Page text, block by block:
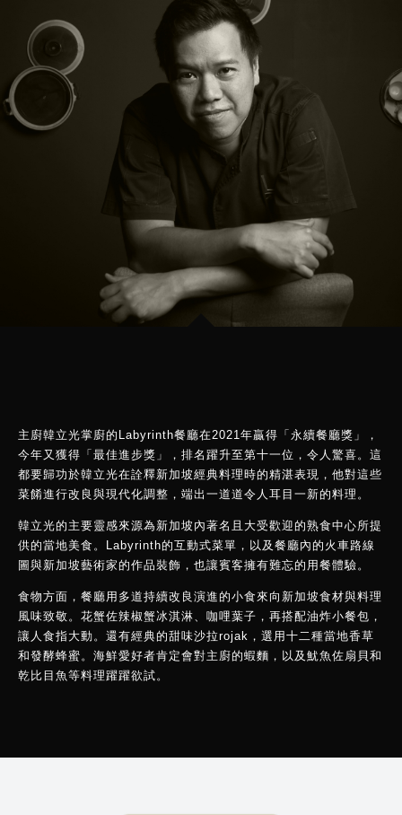
主廚韓立光掌廚的Labyrinth餐廳在2021年贏得「永續餐廳獎」，
今年又獲得「最佳進步獎」，排名躍升至第十一位，令人驚喜。這
都要歸功於韓立光在詮釋新加坡經典料理時的精湛表現，他對這些
菜餚進行改良與現代化調整，端出一道道令人耳目一新的料理。
韓立光的主要靈感來源為新加坡內著名且大受歡迎的熟食中心所提
供的當地美食。Labyrinth的互動式菜單，以及餐廳內的火車路線
圖與新加坡藝術家的作品裝飾，也讓賓客擁有難忘的用餐體驗。
食物方面，餐廳用多道持續改良演進的小食來向新加坡食材與料理
風味致敬。花蟹佐辣椒蟹冰淇淋、咖哩葉子，再搭配油炸小餐包，
讓人食指大動。還有經典的甜味沙拉rojak，選用十二種當地香草
和發酵蜂蜜。海鮮愛好者肯定會對主廚的蝦麵，以及魷魚佐扇貝和
乾比目魚等料理躍躍欲試。